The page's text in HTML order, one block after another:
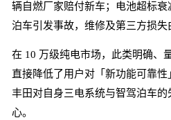
辆自燃厂家赔付新车；电池超标
泊车引发事故，维修及第三方损失
在 10 万级纯电市场，此类明确、
直接降低了用户对「新功能可靠
丰田对自身三电系统与智驾泊车
心。